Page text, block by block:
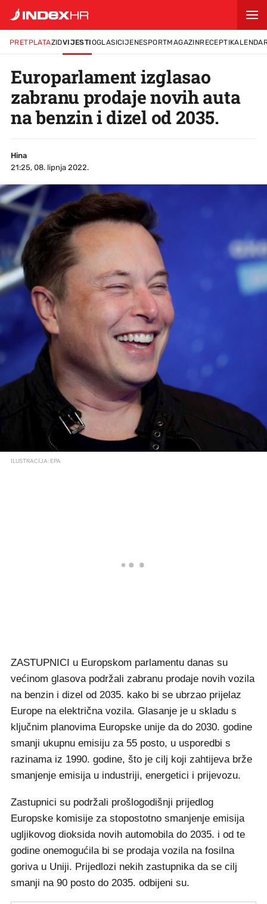
PRETPLATAZIDVIJESTIOGLASICIJENESPORTMAGAZINRECEPTI
Europarlament izglasao
zabranu prodaje novih auta
na benzin i dizel od 2035.
Hina
21:25, 08. lipnja 2022.
ILUSTRACIJA: EPA
ZASTUPNICI u Europskom parlamentu danas su
većinom glasova podržali zabranu prodaje novih vozila
na benzin i dizel od 2035. kako bi se ubrzao prijelaz
Europe na električna vozila. Glasanje je u skladu s
ključnim planovima Europske unije da do 2030. godine
smanji ukupnu emisiju za 55 posto, u usporedbi s
razinama iz 1990. godine, što je cilj koji zahtijeva brže
smanjenje emisija u industriji, energetici i prijevozu.
Zastupnici su podržali prošlogodišnji prijedlog
Europske komisije za stopostotno smanjenje emisija
ugljikovog dioksida novih automobila do 2035. i od te
godine onemogućila bi se prodaja vozila na fosilna
goriva u Uniji. Prijedlozi nekih zastupnika da se cilj
smanji na 90 posto do 2035. odbijeni su.